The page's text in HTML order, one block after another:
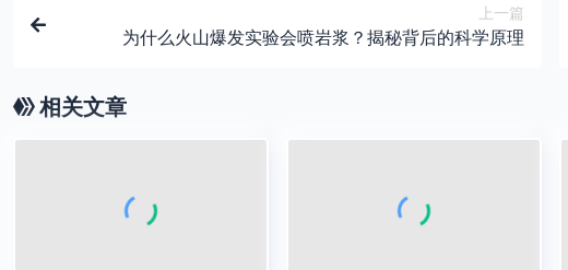
上一篇
为什么火山爆发实验会喷岩浆？揭秘背后的科学原理
相关文章